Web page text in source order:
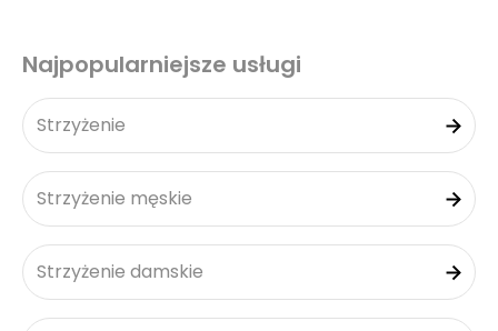
Najpopularniejsze usługi
Strzyżenie
Strzyżenie męskie
Strzyżenie damskie